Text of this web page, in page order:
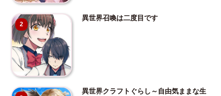
2
異世界召喚は二度目です
異世界クラフトぐらし～自由気ままな生